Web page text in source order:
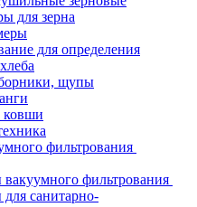
для зерна
для определения
щупы
ковши
фильтрования
фильтрования
санитарно-